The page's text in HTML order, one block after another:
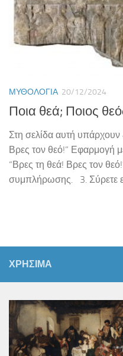
ΜΥΘΟΛΟΓΊΑ 20/12/2024
Ποια θεά; Ποιος
Στη σελίδα αυτή
Βρες τον θεό!” Εφαρμογή
“Βρες τη θεά! Βρες τον
συμπλήρωσης. 3. Σύρετε
ΧΡΗΣΙΜΑ